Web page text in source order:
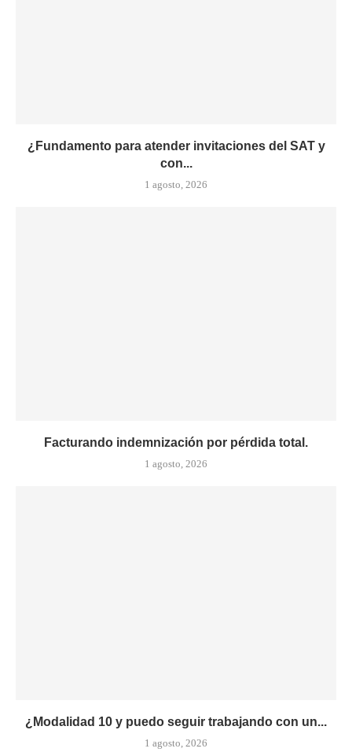
¿Fundamento para atender invitaciones del SAT y
con...
1 agosto, 2026
Facturando indemnización por pérdida total.
1 agosto, 2026
¿Modalidad 10 y puedo seguir trabajando con un...
1 agosto, 2026